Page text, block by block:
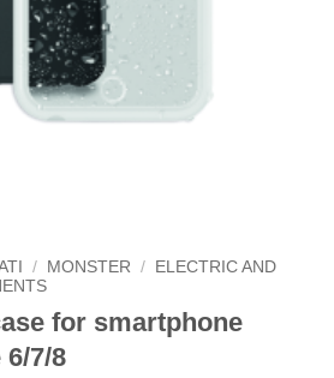
/ MONSTER /
ELECTRIC AND
for smartphone
7/8